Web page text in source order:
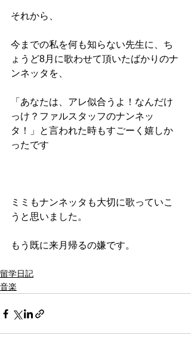
それから、
今までの私を何も知らない先生に、ち
ょうど8月に歌わせて頂いたばかりのナ
ンネッタを、
「あなたは、アレ似合うよ！なんだけ
っけ？ファルスタッフのナンネッ
タ！」と言われた時もすごーく嬉しか
ったです
ミミもナンネッタも大切に歌っていこ
うと思いました。
もう既に来月帰るの嫌です。
留学日記
音楽